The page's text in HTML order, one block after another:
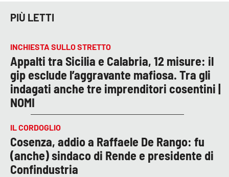
PIÙ LETTI
INCHIESTA SULLO STRETTO
Appalti tra Sicilia e Calabria, 12 misure: il
gip esclude l’aggravante mafiosa. Tra gli
indagati anche tre imprenditori cosentini |
NOMI
IL CORDOGLIO
Cosenza, addio a Raffaele De Rango: fu
(anche) sindaco di Rende e presidente di
Confindustria